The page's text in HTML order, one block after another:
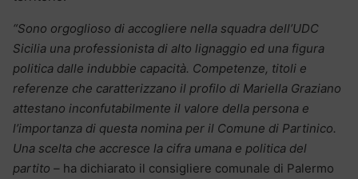
“Sono orgoglioso di accogliere nella squadra dell’UDC
Sicilia una professionista di alto lignaggio ed una figura
politica dalle indubbie capacità. Competenze, titoli e
referenze che caratterizzano il profilo di Mariella Graziano
attestano inconfutabilmente il valore della persona e
l’importanza di questa nomina per il Comune di Partinico.
Una scelta che accresce la cifra umana e politica del
partito – ha dichiarato il consigliere comunale di Palermo